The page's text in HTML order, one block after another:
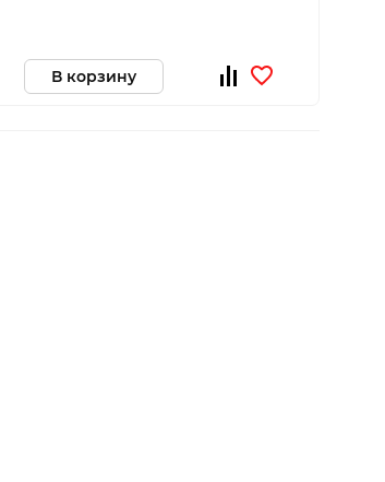
В корзину